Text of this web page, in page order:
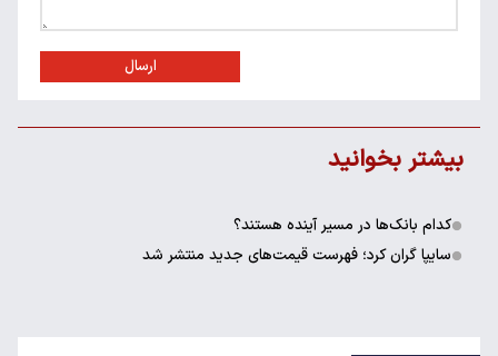
ارسال
بیشتر بخوانید
کدام بانک‌ها در مسیر آینده هستند؟
سایپا گران کرد؛ فهرست قیمت‌های جدید منتشر شد